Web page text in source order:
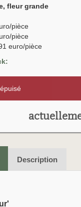
fleur grande
pièce
pièce
euro/pièce
Description